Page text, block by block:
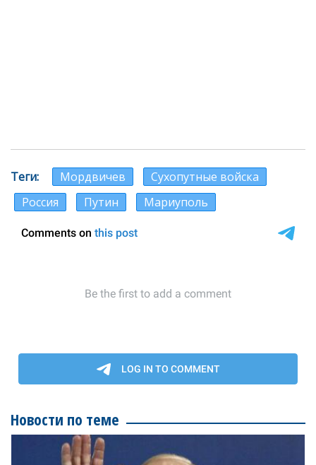
Теги Мордвичев
Сухопутные войска
Россия
Путин Мариуполь
Новости по теме